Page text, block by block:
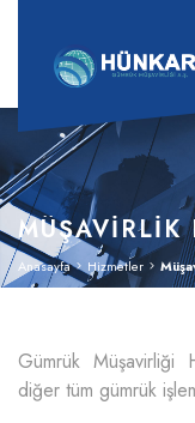
MÜŞAVIRLIK
Anasayfa Hizmetler
Gümrük Müşavirliği
diğer tüm gümrük